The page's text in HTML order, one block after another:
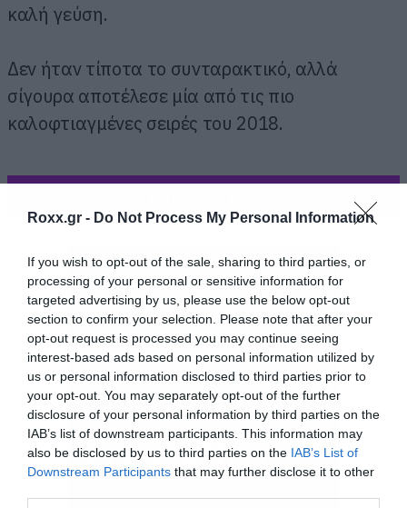
Roxx.gr - Do Not Process My Personal Information
If you wish to opt-out of the sale, sharing to third parties, or
processing of your personal or sensitive information for
targeted advertising by us, please use the below opt-out
section to confirm your selection. Please note that after your
opt-out request is processed you may continue seeing
interest-based ads based on personal information utilized by
us or personal information disclosed to third parties prior to
your opt-out. You may separately opt-out of the further
disclosure of your personal information by third parties on the
IAB’s list of downstream participants. This information may
also be disclosed by us to third parties on the IAB’s List of
Downstream Participants that may further disclose it to other
καλή γεύση.
Δεν ήταν τίποτα το συνταρακτικό, αλλά
σίγουρα αποτέλεσε μία από τις πιο
καλοφτιαγμένες σειρές του 2018.